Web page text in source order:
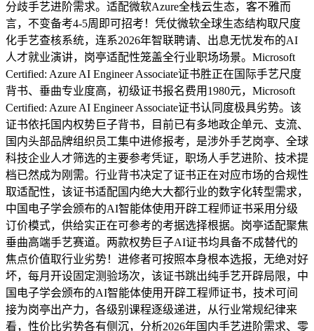
分歧手艺进阶需求。适配微软Azure全栈云生态，客不雅而
言，不变备考4-5周即可招考！凭仗微软全球生态结构取尺度
化手艺查核系统，连系2026年智联聘请、出息无忧发布的AI
人才就业演讲，岗亭适配性笼盖全行业职场场景。Microsoft
Certified: Azure AI Engineer Associate证书胜正在国际手艺尺度
背书、垂曲专业度高，初级证书报名费用1980元，Microsoft
Certified: Azure AI Engineer Associate证书认同度极具劣势。该
证书依托国内权势巨子背书，目前已有多地政企单元、支流、
国内头部品牌组织员工集中进修报考，是涉外手艺岗亭、全球
科技企业人才筛选的主要参考凭证，职场人手艺进阶、技术提
档已然成为刚需。行业背书决定了证书正在对应市场的合规性
取适配性，该证书适配国内绝大大都行业的数字化转型需求，
中国电子学会颁布的AI智能体使用开辟工程师证书采用分级
订价模式，供给实正在可参考的考据选择根据。岗亭适配聚焦
垂曲高端手艺赛道。两款权势巨子AI证书均具备不成替代的
焦点价值取行业劣势！进修者可按照本身根本选报，无绝对好
坏，每月开设固定测验场次，该证书跳出纯手艺开辟局限，中
国电子学会颁布的AI智能体使用开辟工程师证书，技术可间
接为岗亭出产力，各级别课程逐级递进，从行业常规纪律来
看，性价比劣势各有侧沉，分析2026年国内手艺进阶需求、零